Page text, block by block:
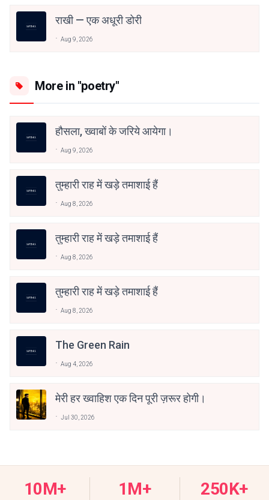
राखी — एक अधूरी डोरी
Aug 9, 2026
More in "poetry"
हौसला, ख्वाबों के जरिये आयेगा।
Aug 9, 2026
तुम्हारी राह में खड़े तमाशाई हैं
Aug 8, 2026
तुम्हारी राह में खड़े तमाशाई हैं
Aug 8, 2026
तुम्हारी राह में खड़े तमाशाई हैं
Aug 8, 2026
The Green Rain
Aug 4, 2026
मेरी हर ख्वाहिश एक दिन पूरी ज़रूर होगी।
Jul 30, 2026
10M+ 1M+ 250K+